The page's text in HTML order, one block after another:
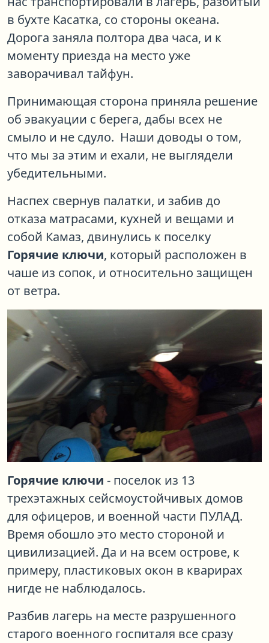
в бухте Касатка, со стороны океана.
Дорога заняла полтора два часа, и к
моменту приезда на место уже
заворачивал тайфун.
Принимающая сторона приняла решение
об эвакуации с берега, дабы всех не
смыло и не сдуло. Наши доводы о том,
что мы за этим и ехали, не выглядели
убедительными.
Наспех свернув палатки, и забив до
отказа матрасами, кухней и вещами и
собой Камаз, двинулись к поселку
Горячие ключи, который расположен в
чаше из сопок, и относительно защищен
от ветра.
Горячие ключи - поселок из 13
трехэтажных сейсмоустойчивых домов
для офицеров, и военной части ПУЛАД.
Время обошло это место стороной и
цивилизацией. Да и на всем острове, к
примеру, пластиковых окон в кварирах
нигде не наблюдалось.
Разбив лагерь на месте разрушенного
старого военного госпиталя все сразу